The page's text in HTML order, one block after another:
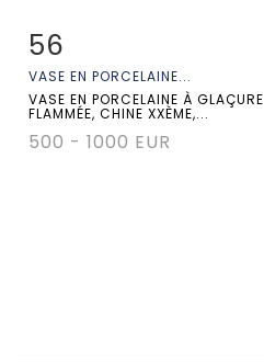
Fiche détaillée
56
VASE EN PORCELAINE...
VASE EN PORCELAINE À GLAÇURE
FLAMMÉE, CHINE XXÈME,...
500 - 1000 EUR